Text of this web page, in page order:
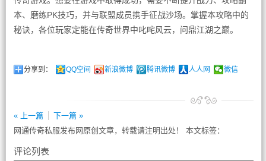
本、磨练PK技巧，并与联盟成员携手征战沙场。掌握本攻略中的
秘诀，各位玩家定能在传奇世界中叱咤风云，问鼎江湖之巅。
分享到： QQ空间 新浪微博 腾讯微博 人人网 微信
« 上一篇
下一篇 »
网通传奇私服发布网原创文章，转载请注明出处！ 本文标签：
评论列表